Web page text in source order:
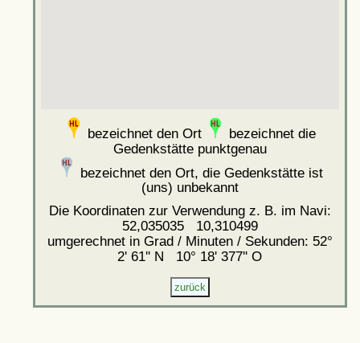
bezeichnet den Ort
bezeichnet die
Gedenkstätte punktgenau
bezeichnet den Ort, die Gedenkstätte ist
(uns) unbekannt
Die Koordinaten zur Verwendung z. B. im Navi:
52,035035 10,310499
umgerechnet in Grad / Minuten / Sekunden: 52°
2' 61'' N 10° 18' 377'' O